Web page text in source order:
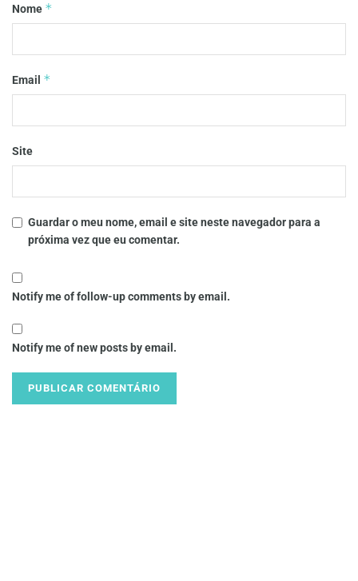
Nome *
Email *
Site
Guardar o meu nome, email e site neste navegador para a
próxima vez que eu comentar.
Notify me of follow-up comments by email.
Notify me of new posts by email.